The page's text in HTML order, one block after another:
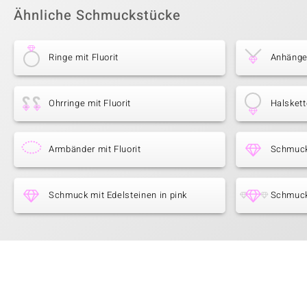
Ähnliche Schmuckstücke
Ringe mit Fluorit
Ohrringe mit Fluorit
Armbänder mit Fluorit
Schmuck mit Edelsteinen in pink